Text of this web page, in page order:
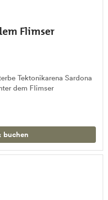
Flimser
Tektonikarena Sardona
dem Flimser
buchen